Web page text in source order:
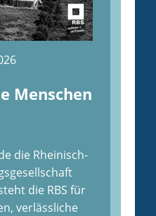
Menschen
die Rheinisch-
die RBS für
verlässliche